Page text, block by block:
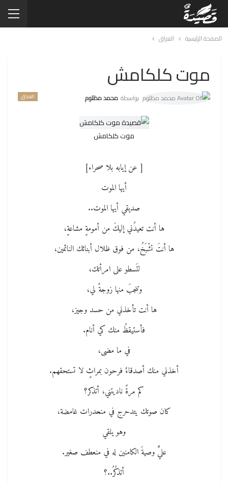
الصفحة الرئيسية العراق
موت كلكامش
العراق بواسطة محمد مظلوم
موت كلكامش
[ عن إيابه بلا صحراء]
أيها الموت
صديقي أيها الموت..
ها أنت تعيدُني إليكَ من أمومةٍ مشاعةٍ،
ها أنتَ تشْبَخُ، من فوق ظلال أبنائك النائمين،
لتَسطو على امرأتك،
وتنجبَ منها زوجةً لي،
ها أنت تأخذني من حسد وجيز،
فأستيقظُ منك كي أنام.
في ما مضى،
أخذني منك أصدقاءٌ فرحون بمراثٍ لا تستحقهم.
كم مرةً ناديتني، أتذكر؟
كان صوتك يتدحرج في منحدرات غامضة،
وهو يلقي
عليَّ وصيةَ الكامنين له في منعطف صغير.
أتذكُرُ..؟